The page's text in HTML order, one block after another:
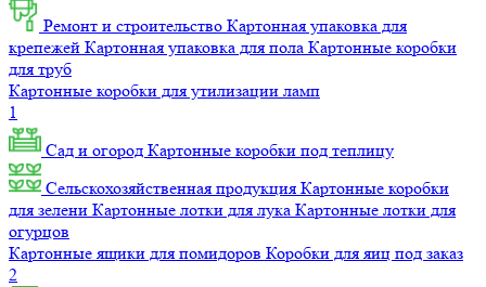
Ремонт и строительство Картонная упаковка для
крепежей Картонная упаковка для пола Картонные коробки
для труб
Картонные коробки для утилизации ламп
1
Сад и огород Картонные коробки под теплицу
Сельскохозяйственная продукция Картонные коробки
для зелени Картонные лотки для лука Картонные лотки для
огурцов
Картонные ящики для помидоров Коробки для яиц под заказ
2